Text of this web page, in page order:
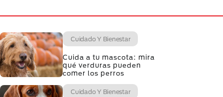
Cuidado Y Bienestar
Cuida a tu mascota: mira
qué verduras pueden
comer los perros
Cuidado Y Bienestar